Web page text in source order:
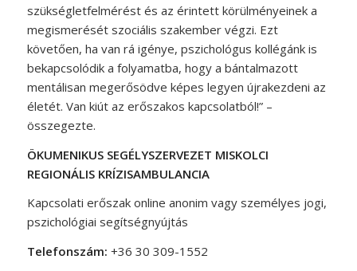
szükségletfelmérést és az érintett körülményeinek a
megismerését szociális szakember végzi. Ezt
követően, ha van rá igénye, pszichológus kollégánk is
bekapcsolódik a folyamatba, hogy a bántalmazott
mentálisan megerősödve képes legyen újrakezdeni az
életét. Van kiút az erőszakos kapcsolatból!” –
összegezte.
ÖKUMENIKUS SEGÉLYSZERVEZET MISKOLCI
REGIONÁLIS KRÍZISAMBULANCIA
Kapcsolati erőszak online anonim vagy személyes jogi,
pszichológiai segítségnyújtás
Telefonszám: +36 30 309-1552